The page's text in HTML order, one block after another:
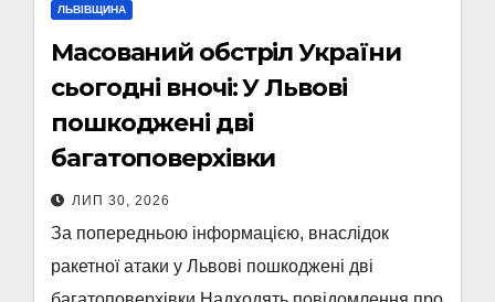
ЛЬВІВЩИНА
Масований обстріл України
сьогодні вночі: У Львові
пошкоджені дві
багатоповерхівки
ЛИП 30, 2026
За попередньою інформацією, внаслідок
ракетної атаки у Львові пошкоджені дві